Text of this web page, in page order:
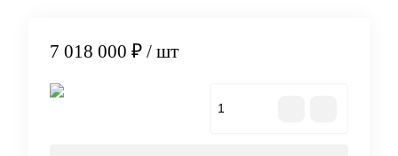
7 018 000 ₽ / шт